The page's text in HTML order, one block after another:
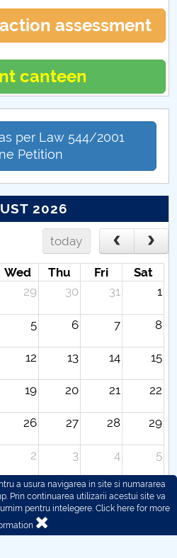
assessment
canteen
per Law 544/2001
Petition
2026
today
Wed Thu Fri
Sat
29 30 31 1
5 6 7 8
12 13 14 15
19 20 21 22
26 27 28 29
2 3 4 5
a usura navigarea in site si numararea
Prin continuarea utilizarii acestui site va
pentru intelegere. Click here for more